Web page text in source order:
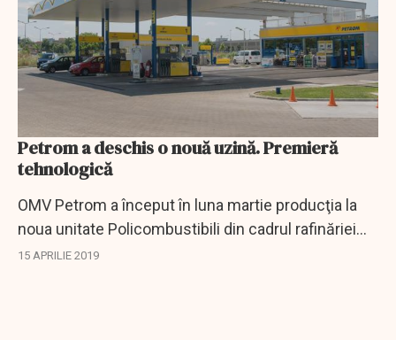
Petrom a deschis o nouă uzină. Premieră
tehnologică
OMV Petrom a început în luna martie producţia la
noua unitate Policombustibili din cadrul rafinăriei
Petrobrazi, după investiţii de 65 de milioane de
15 APRILIE 2019